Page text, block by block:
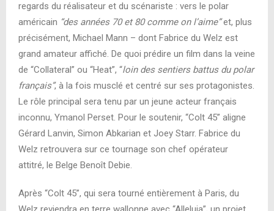
regards du réalisateur et du scénariste : vers le polar
américain “des années 70 et 80 comme on l’aime”et, plus
précisément, Michael Mann – dont Fabrice du Welz est
grand amateur affiché. De quoi prédire un film dans la veine
de “Collateral” ou “Heat”, “loin des sentiers battus du polar
français”, à la fois musclé et centré sur ses protagonistes.
Le rôle principal sera tenu par un jeune acteur français
inconnu, Ymanol Perset. Pour le soutenir, “Colt 45” aligne
Gérard Lanvin, Simon Abkarian et Joey Starr. Fabrice du
Welz retrouvera sur ce tournage son chef opérateur
attitré, le Belge Benoît Debie.
Après “Colt 45”, qui sera tourné entièrement à Paris, du